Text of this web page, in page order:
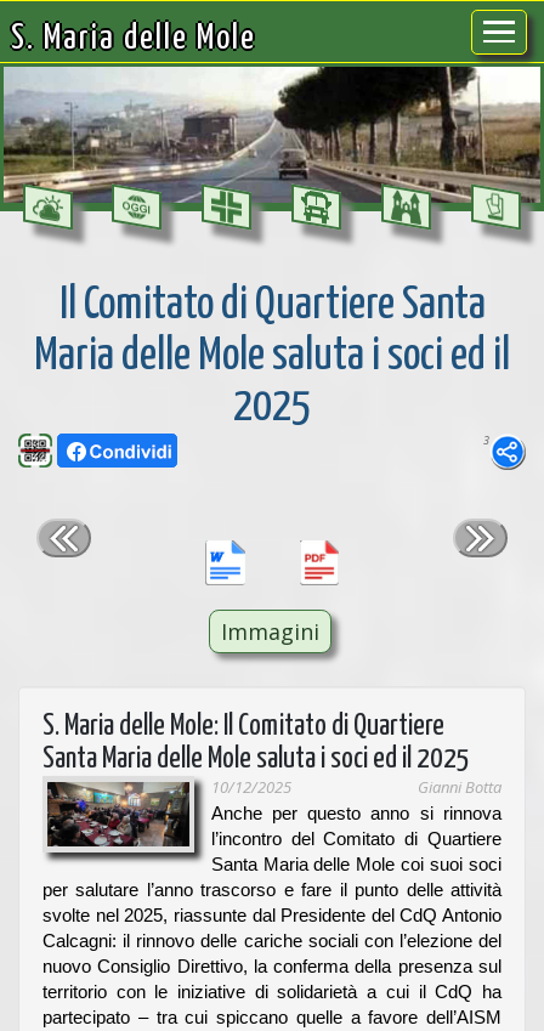
S. Maria delle Mole
Il Comitato di Quartiere Santa
Maria delle Mole saluta i soci ed il
2025
3
Immagini
S. Maria delle Mole: Il Comitato di Quartiere
Santa Maria delle Mole saluta i soci ed il 2025
10/12/2025 Gianni Botta
Anche per questo anno si rinnova
l’incontro del Comitato di Quartiere
Santa Maria delle Mole coi suoi soci
per salutare l’anno trascorso e fare il punto delle attività
svolte nel 2025, riassunte dal Presidente del CdQ Antonio
Calcagni: il rinnovo delle cariche sociali con l’elezione del
nuovo Consiglio Direttivo, la conferma della presenza sul
territorio con le iniziative di solidarietà a cui il CdQ ha
partecipato – tra cui spiccano quelle a favore dell’AISM